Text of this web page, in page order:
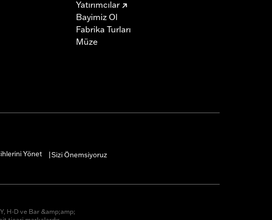
Yatırımcılar
Bayimiz Ol
Fabrika Turları
Müze
Yönet Sizi Önemsiyoruz
H-D ve Bar &amp;amp;